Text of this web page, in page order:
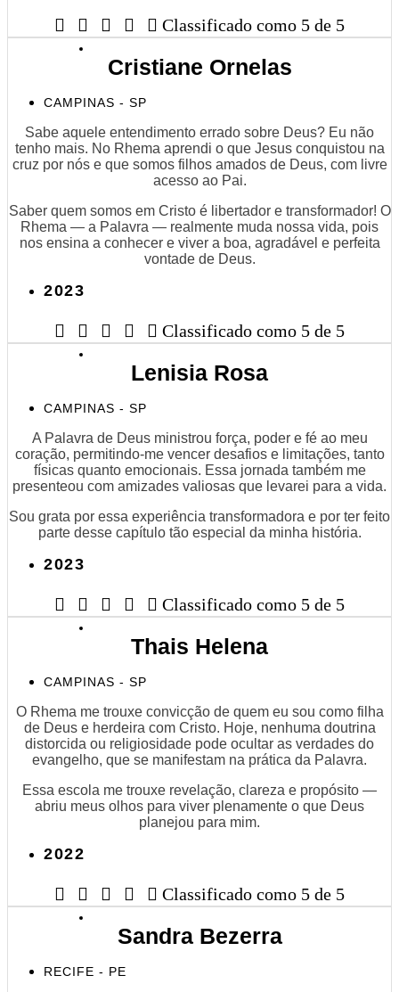
     Classificado como 5 de 5
Cristiane Ornelas
CAMPINAS - SP
Sabe aquele entendimento errado sobre Deus? Eu não
tenho mais. No Rhema aprendi o que Jesus conquistou na
cruz por nós e que somos filhos amados de Deus, com livre
acesso ao Pai.
Saber quem somos em Cristo é libertador e transformador! O
Rhema — a Palavra — realmente muda nossa vida, pois
nos ensina a conhecer e viver a boa, agradável e perfeita
vontade de Deus.
2023
     Classificado como 5 de 5
Lenisia Rosa
CAMPINAS - SP
A Palavra de Deus ministrou força, poder e fé ao meu
coração, permitindo-me vencer desafios e limitações, tanto
físicas quanto emocionais. Essa jornada também me
presenteou com amizades valiosas que levarei para a vida.
Sou grata por essa experiência transformadora e por ter feito
parte desse capítulo tão especial da minha história.
2023
     Classificado como 5 de 5
Thais Helena
CAMPINAS - SP
O Rhema me trouxe convicção de quem eu sou como filha
de Deus e herdeira com Cristo. Hoje, nenhuma doutrina
distorcida ou religiosidade pode ocultar as verdades do
evangelho, que se manifestam na prática da Palavra.
Essa escola me trouxe revelação, clareza e propósito —
abriu meus olhos para viver plenamente o que Deus
planejou para mim.
2022
     Classificado como 5 de 5
Sandra Bezerra
RECIFE - PE